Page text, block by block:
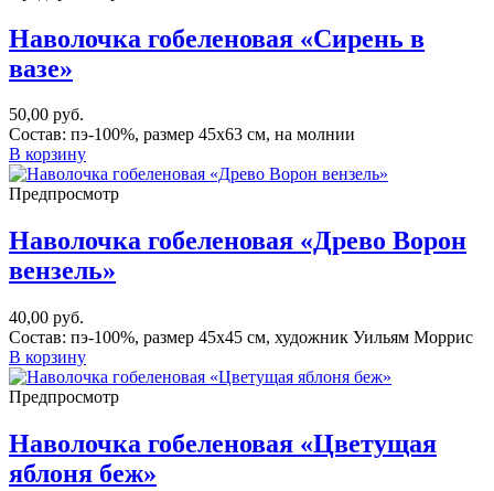
Наволочка гобеленовая «Сирень в
вазе»
50,00 руб.
Состав: пэ-100%, размер 45х63 см, на молнии
В корзину
Предпросмотр
Наволочка гобеленовая «Древо Ворон
вензель»
40,00 руб.
Состав: пэ-100%, размер 45х45 см, художник Уильям Моррис
В корзину
Предпросмотр
Наволочка гобеленовая «Цветущая
яблоня беж»